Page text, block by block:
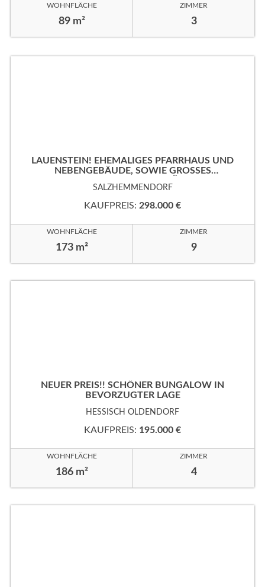
WOHNFLÄCHE
89 m²
ZIMMER
3
LAUENSTEIN! EHEMALIGES PFARRHAUS UND
NEBENGEBÄUDE, SOWIE GROSSES
SALZHEMMENDORF
KAUFPREIS: 298.000 €
WOHNFLÄCHE
173 m²
ZIMMER
9
NEUER PREIS!! SCHÖNER BUNGALOW IN
BEVORZUGTER LAGE
HESSISCH OLDENDORF
KAUFPREIS: 195.000 €
WOHNFLÄCHE
186 m²
ZIMMER
4